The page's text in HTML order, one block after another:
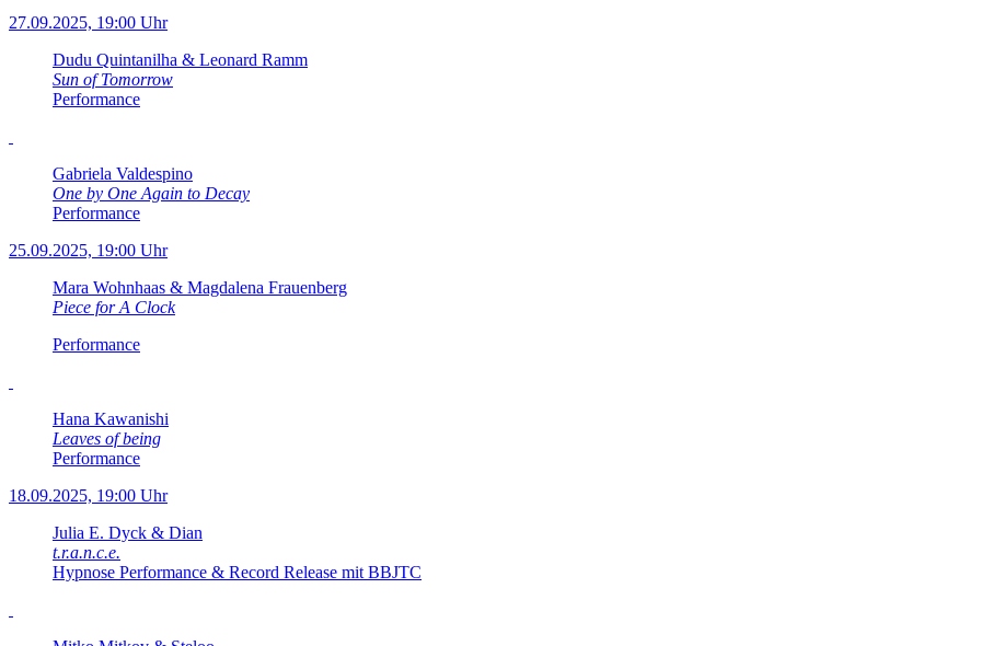
27.09.2025, 19:00 Uhr
Dudu Quintanilha & Leonard Ramm
Sun of Tomorrow
Performance
Gabriela Valdespino
One by One Again to Decay
Performance
25.09.2025, 19:00 Uhr
Mara Wohnhaas & Magdalena Frauenberg
Piece for A Clock
Performance
Hana Kawanishi
Leaves of being
Performance
18.09.2025, 19:00 Uhr
Julia E. Dyck & Dian
t.r.a.n.c.e.
Hypnose Performance & Record Release mit BBJTC